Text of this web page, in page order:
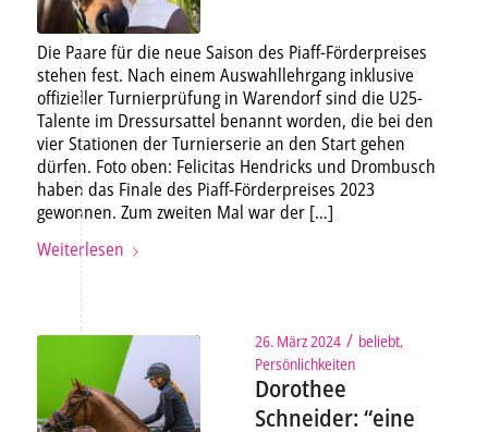
Die Paare für die neue Saison des Piaff-Förderpreises
stehen fest. Nach einem Auswahllehrgang inklusive
offizieller Turnierprüfung in Warendorf sind die U25-
Talente im Dressursattel benannt worden, die bei den
vier Stationen der Turnierserie an den Start gehen
dürfen. Foto oben: Felicitas Hendricks und Drombusch
haben das Finale des Piaff-Förderpreises 2023
gewonnen. Zum zweiten Mal war der […]
Weiterlesen
26. März 2024 / beliebt,
Persönlichkeiten
Dorothee
Schneider: “eine